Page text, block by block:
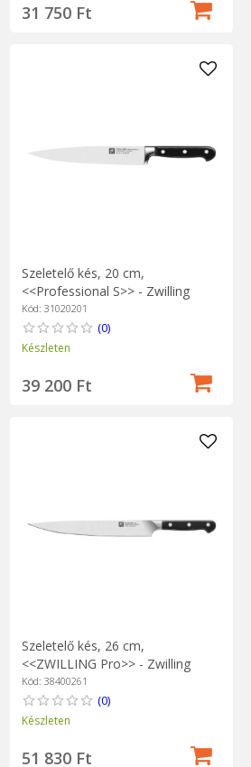
31 750 Ft
Szeletelő kés, 20 cm,
<<Professional S>> - Zwilling
Kód: 31020201
(0)
Készleten
39 200 Ft
Szeletelő kés, 26 cm,
<<ZWILLING Pro>> - Zwilling
Kód: 38400261
(0)
Készleten
51 830 Ft